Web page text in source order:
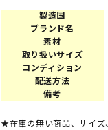
製造国
ブランド名
素材
取り扱いサイズ
コンディション
配送方法
備考
★在庫の無い商品、サイズ